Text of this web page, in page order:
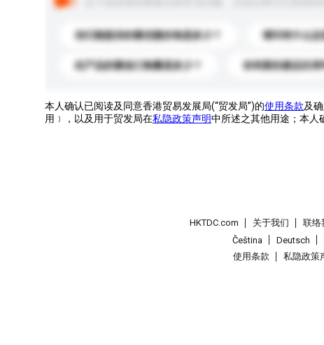
你们能提供的最优惠价格是多少？ 请问有什么运
此产品的最低订购量是多少？ 你有新的產品目录
本人确认已阅读及同意香港贸易发展局(“贸发局”)的使用条款及
用﹞，以及用于贸发局在私隐政策声明中所述之其他用途；本人
HKTDC.com 关于我们 联络
Čeština
Deutsch
使用条款
私隐政策